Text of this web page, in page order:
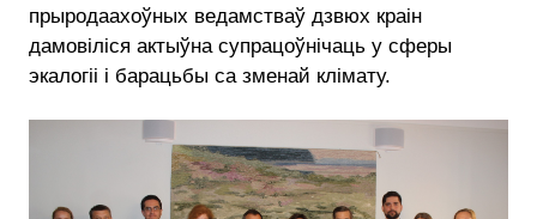
прыродаахоўных ведамстваў дзвюх краін
дамовіліся актыўна супрацоўнічаць у сферы
экалогіі і барацьбы са зменай клімату.